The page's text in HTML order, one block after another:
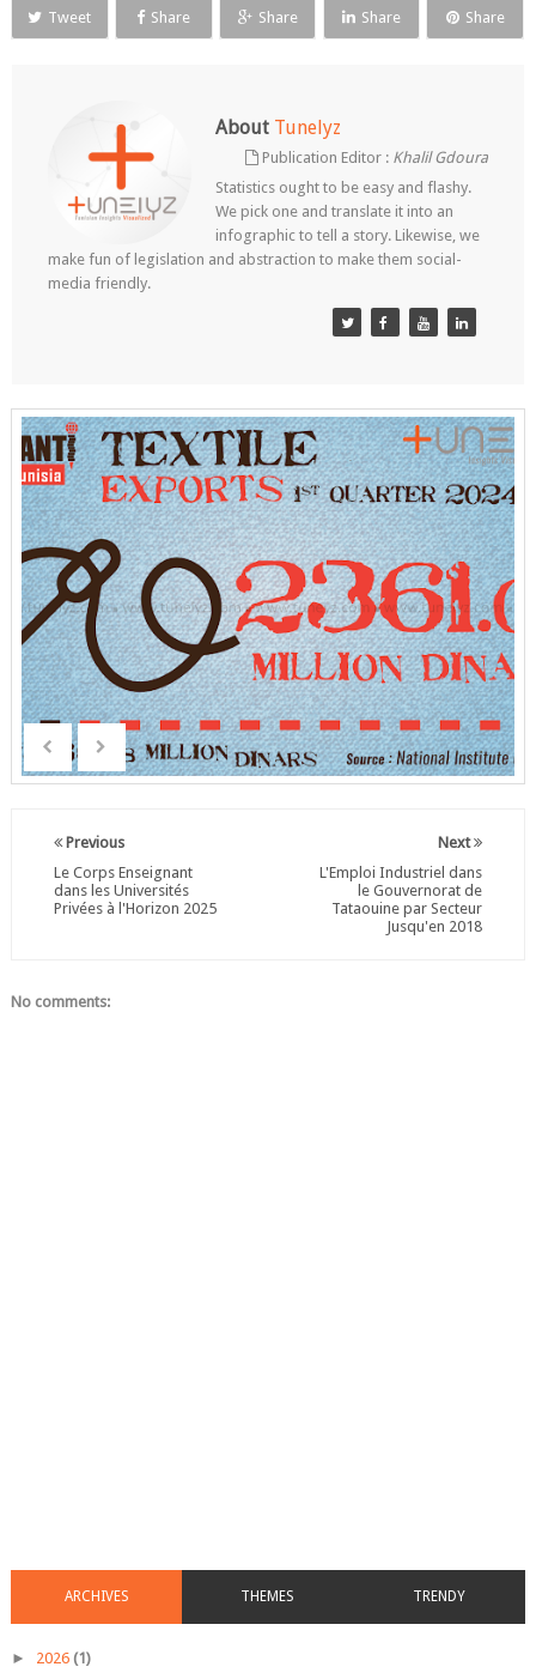
Tweet Share Share Share Share
About Tunelyz
Publication Editor : Khalil Gdoura
Statistics ought to be easy and flashy.
We pick one and translate it into an
infographic to tell a story. Likewise, we
make fun of legislation and abstraction to make them social-
media friendly.
Next
L'Emploi Industriel dans
le Gouvernorat de
Tataouine par Secteur
Jusqu'en 2018
Previous
Le Corps Enseignant
dans les Universités
Privées à l'Horizon 2025
No comments:
ARCHIVES THEMES TRENDY
► 2026 (1)